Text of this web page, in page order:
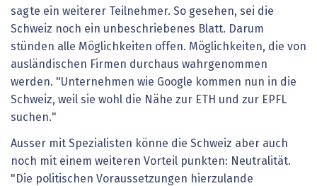
sagte ein weiterer Teilnehmer. So gesehen, sei die
Schweiz noch ein unbeschriebenes Blatt. Darum
stünden alle Möglichkeiten offen. Möglichkeiten, die von
ausländischen Firmen durchaus wahrgenommen
werden. "Unternehmen wie Google kommen nun in die
Schweiz, weil sie wohl die Nähe zur ETH und zur EPFL
suchen."
Ausser mit Spezialisten könne die Schweiz aber auch
noch mit einem weiteren Vorteil punkten: Neutralität.
"Die politischen Voraussetzungen hierzulande